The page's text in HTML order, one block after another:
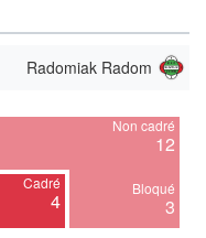
Radomiak Radom
Cadré
4
Non cadré
12
Bloqué
3